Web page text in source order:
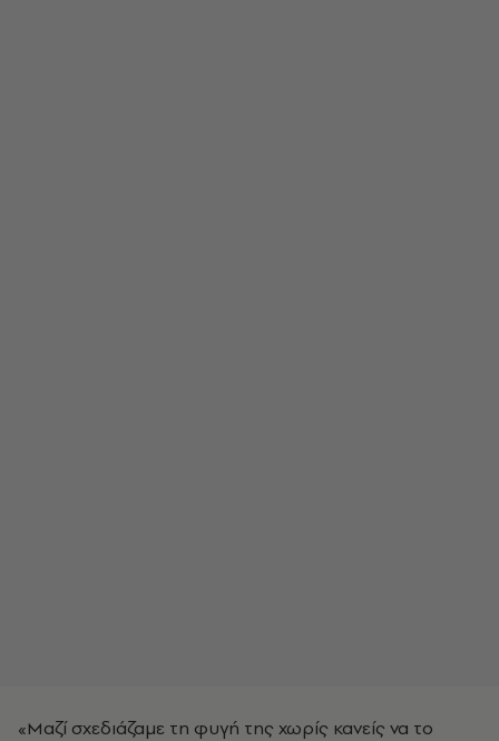
«Μαζί σχεδιάζαμε τη φυγή της χωρίς κανείς να το